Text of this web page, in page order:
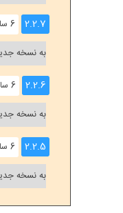
2.2.7 6 سال ago
به نسخه
2.2.6 6 سال ago
به نسخه
2.2.5 6 سال ago
به نسخه